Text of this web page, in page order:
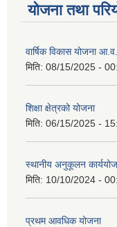
योजना तथा
वार्षिक विकास योजना
मिति: 08/15/2025 -
शिक्षा क्षेत्रको योजना
मिति: 06/15/2025 -
स्थानीय अनुकूलन
मिति: 10/10/2024 -
प्रथम आवधिक योजना